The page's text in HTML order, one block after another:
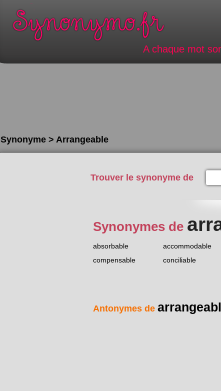
A chaque mot
Synonyme > Arrangeable
Trouver le synonyme de
Synonymes de
absorbable accommodable
compensable
conciliable
Antonymes de